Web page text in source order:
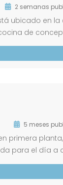
2 semanas
ubicado en la
de
a la
5 meses
primera planta,
para el día a
americana –